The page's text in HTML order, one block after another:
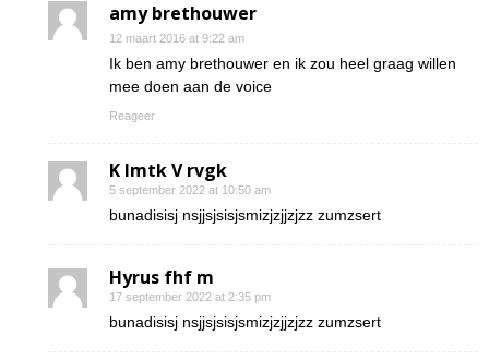
amy brethouwer
12 maart 2016 at 9:22 am
Ik ben amy brethouwer en ik zou heel graag willen
mee doen aan de voice
Reageer
K Imtk V rvgk
5 september 2022 at 10:50 am
bunadisisj nsjjsjsisjsmizjzjjzjzz zumzsert
Hyrus fhf m
17 september 2022 at 2:35 pm
bunadisisj nsjjsjsisjsmizjzjjzjzz zumzsert